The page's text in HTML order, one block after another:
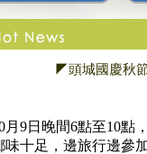
◤頭城國慶秋
月9日晚間6點至10
味十足，邊旅行邊